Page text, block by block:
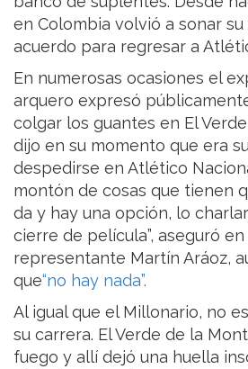
en Colombia volvió a sonar
acuerdo para regresar a
En numerosas ocasiones el
arquero expresó
colgar los guantes en El
dijo en su momento que era
despedirse en Atlético
montón de cosas que tienen
da y hay una opción, lo
cierre de película”, aseguró
representante Martín Aráoz,
que“no hay nada”.
Al igual que el Millonario, no
su carrera. El Verde de la
fuego y allí dejó una huella